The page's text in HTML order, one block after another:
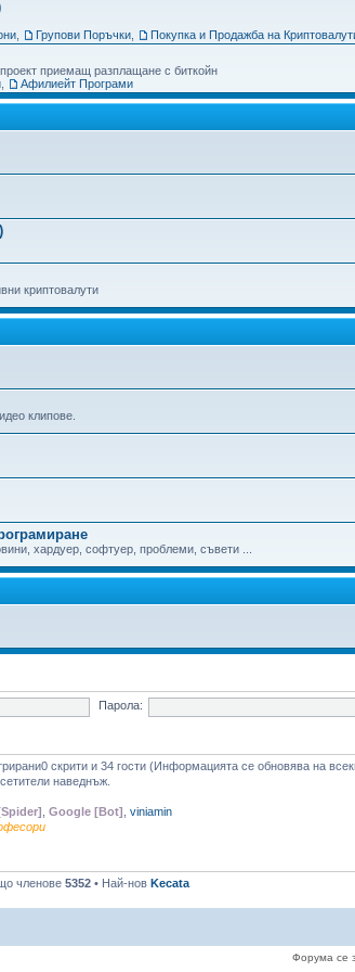
Групови Поръчки Покупка и Продажба на
приемащ разплащане с биткойн
Афилиейт Програми
криптовалути
клипове.
хардуер, софтуер, проблеми, съвети ...
Парола:
скрити и 34 гости (Информацията се обновява на
наведнъж.
Google [Bot] viniamin
членове 5352 • Най-нов Kecata
Форума се